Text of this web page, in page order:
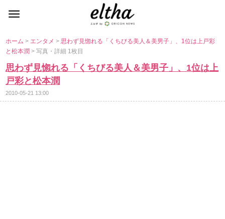
ホーム> エンタメ>思わず見惚れる「くちびる美人＆美男子」、1位は上戸彩
と松本潤> 写真・詳細 1枚目
思わず見惚れる「くちびる美人＆美男子」、1位は上
戸彩と松本潤
2010-05-21 13:00